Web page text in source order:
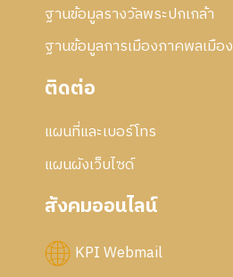
ฐานข้อมูลรางวัลพระปกเกล้า
ฐานข้อมูลการเมืองภาคพลเมือง
ติดต่อ
แผนที่และเบอร์โทร
แผนผังเว็บไซด์
สังคมออนไลน์
KPI Webmail